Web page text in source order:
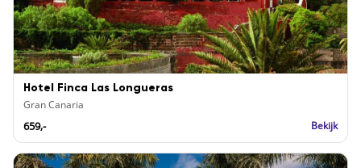
Hotel Finca Las Longueras
Gran Canaria
659,- Bekijk